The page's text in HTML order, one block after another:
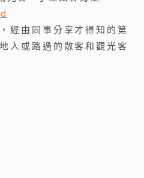
經由同事分享才得知的第
人或路過的散客和觀光客